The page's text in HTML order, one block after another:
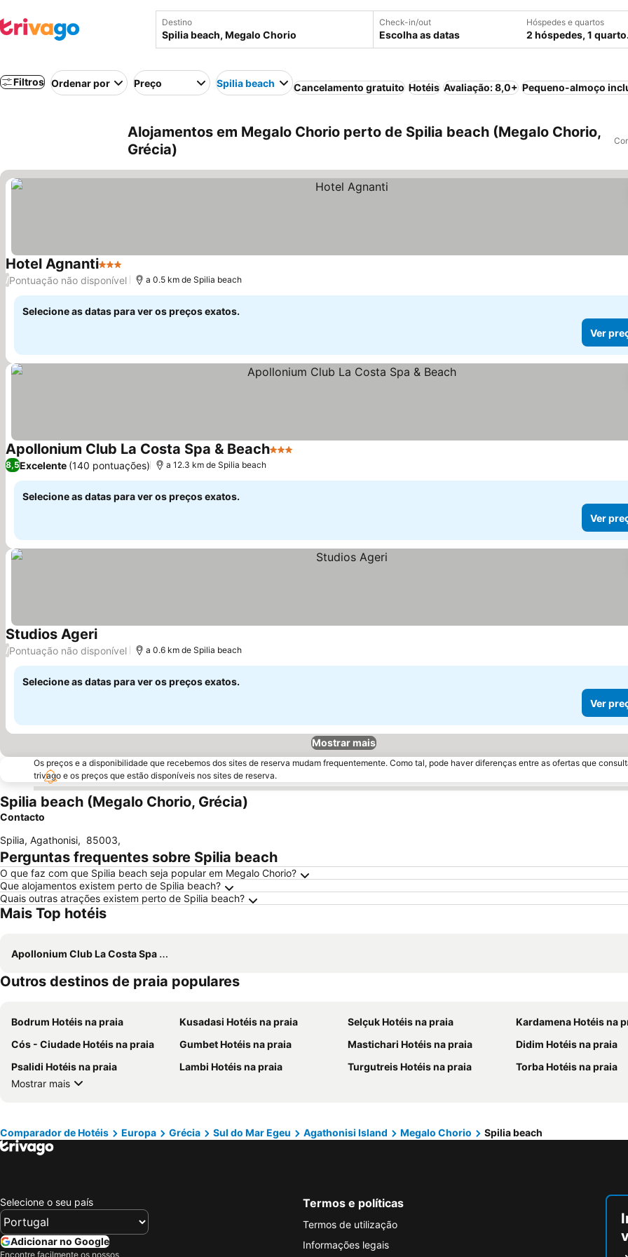
Destino Check-in/out
Escolha as datas
Hóspedes e quartos
2 hóspedes, 1 quarto.
Filtros Ordenar por Preço Spilia beach Cancelamento gratuito Hotéis Avaliação: 8,0+ Pequeno-almoço
Alojamentos em Megalo Chorio perto de Spilia beach (Megalo Chorio,
Grécia)
Hotel Agnanti3 Estrelas
/Pontuação não disponível a 0.5 km de Spilia beach
Selecione as datas para ver os preços exatos.
Ver
Apollonium Club La Costa Spa & Beach3 Estrelas
8,5Excelente (140 pontuações) a 12.3 km de Spilia beach
Selecione as datas para ver os preços exatos.
Ver
Studios Ageri
/Pontuação não disponível a 0.6 km de Spilia beach
Selecione as datas para ver os preços exatos.
Ver
Mostrar mais
Os preços e a disponibilidade que recebemos dos sites de reserva mudam frequentemente. Como tal, pode haver diferenças entre as ofertas que
trivago e os preços que estão disponíveis nos sites de reserva.
Spilia beach (Megalo Chorio, Grécia)
Contacto
Spilia, Agathonisi, 85003,
Perguntas frequentes sobre Spilia beach
O que faz com que Spilia beach seja popular em Megalo Chorio?
Que alojamentos existem perto de Spilia beach?
Quais outras atrações existem perto de Spilia beach?
Mais Top hotéis
Apollonium Club La Costa Spa & Beach
Outros destinos de praia populares
Bodrum Hotéis na praia Kusadasi Hotéis na praia Selçuk Hotéis na praia
Kardamena Hotéis na
Cós - Ciudade Hotéis na praia
Gumbet Hotéis na praia Mastichari Hotéis na praia
Didim Hotéis na praia
Psalidi Hotéis na praia
Lambi Hotéis na praia Turgutreis Hotéis na praia
Torba Hotéis na praia
Mostrar mais
Comparador de Hotéis Europa Grécia Sul do Mar Egeu Agathonisi Island Megalo Chorio Spilia beach
Selecione o seu país
Adicionar no Google
Encontre facilmente os nossos
Termos e políticas
Termos de utilização
Informações legais